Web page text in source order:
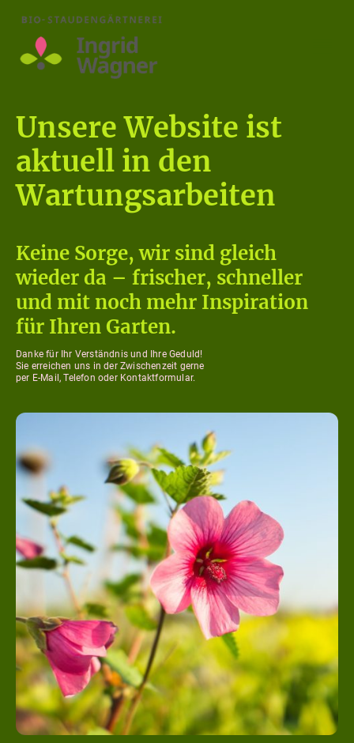
Unsere Website ist
aktuell in den
Wartungsarbeiten
Keine Sorge, wir sind gleich
wieder da – frischer, schneller
und mit noch mehr Inspiration
für Ihren Garten.
Danke für Ihr Verständnis und Ihre Geduld!
Sie erreichen uns in der Zwischenzeit gerne
per E-Mail, Telefon oder Kontaktformular.